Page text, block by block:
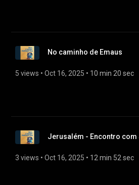
No caminho de Emaus
5 views • Oct 16, 2025 • 10 min 20 sec
Jerusalém - Encontro com
3 views • Oct 16, 2025 • 12 min 52 sec